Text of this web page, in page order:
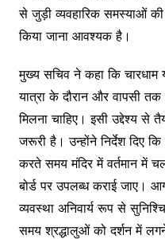
से जुड़ी व्यवहारिक समस्याओं
किया जाना आवश्यक है।
मुख्य सचिव ने कहा कि चारधाम
यात्रा के दौरान और वापसी
मिलना चाहिए। इसी उद्देश्य से
जरूरी है। उन्होंने निर्देश दिए
करते समय मंदिर में वर्तमान में
बोर्ड पर उपलब्ध कराई जाए।
व्यवस्था अनिवार्य रूप से
समय श्रद्धालुओं को दर्शन में